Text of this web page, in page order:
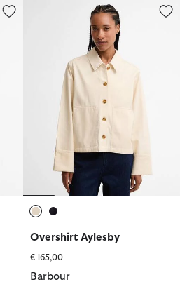
Overshirt Aylesby
Overshirt Aylesby
€ 165,00
Barbour